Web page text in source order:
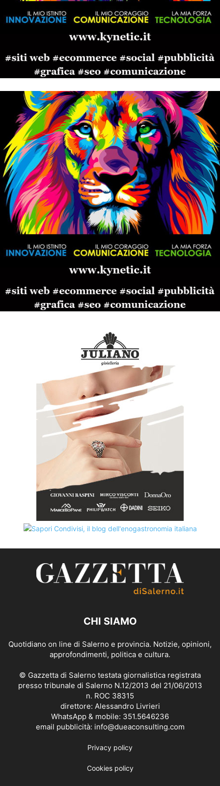
CHI SIAMO
Quotidiano on line di Salerno e provincia. Notizie, opinioni,
approfondimenti, politica e cultura.
© Gazzetta di Salerno testata giornalistica registrata
presso tribunale di Salerno N.12/2013 del 21/06/2013
n. ROC 38315
direttore: Alessandro Livrieri
WhatsApp & mobile: 351.5646236
email pubblicità: info@dueaconsulting.com
Privacy policy
Cookies policy